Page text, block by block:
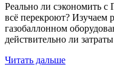
Реально ли сэкономить
всё перекроют? Изучаем
газобаллонном
действительно ли
Читать дальше